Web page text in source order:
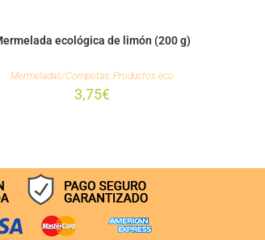
ecológica de limón (200 g)
Mermeladas/Compotas, Productos eco
3,75€